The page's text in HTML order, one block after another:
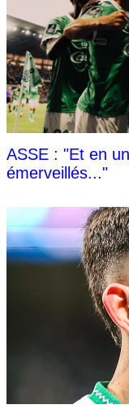
ASSE : "Et en
émerveillés..."